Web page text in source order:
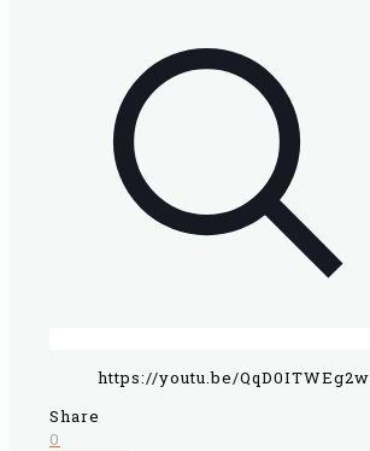
https://youtu.be/QqD0ITWEg2w
Share
0